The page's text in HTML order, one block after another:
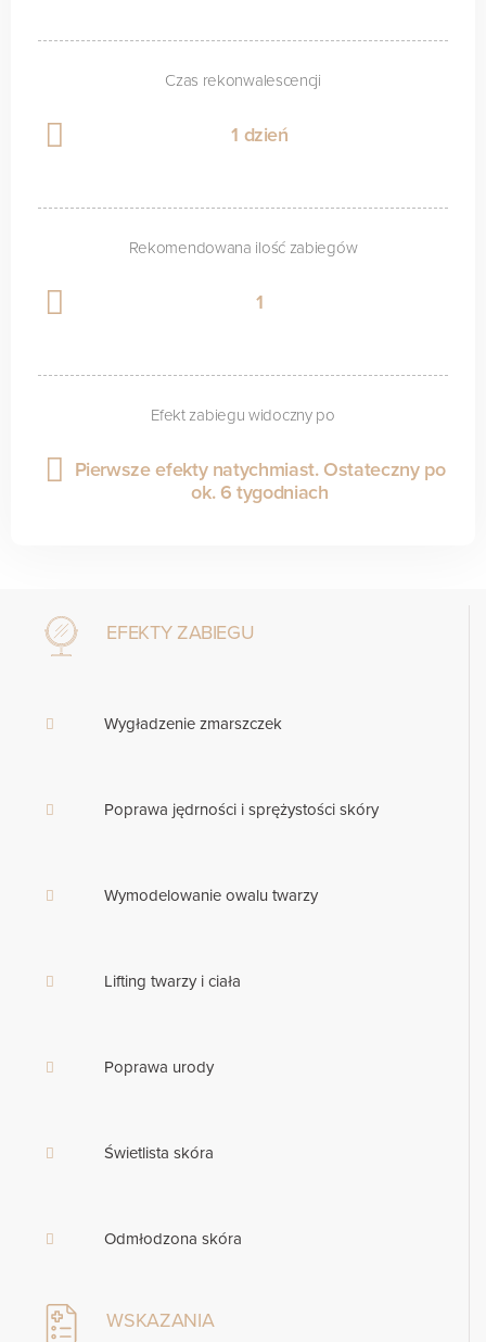
Czas rekonwalescencji
1 dzień
Rekomendowana ilość zabiegów
1
Efekt zabiegu widoczny po
Pierwsze efekty natychmiast. Ostateczny po
ok. 6 tygodniach
EFEKTY ZABIEGU
Wygładzenie zmarszczek
Poprawa jędrności i sprężystości skóry
Wymodelowanie owalu twarzy
Lifting twarzy i ciała
Poprawa urody
Świetlista skóra
Odmłodzona skóra
WSKAZANIA